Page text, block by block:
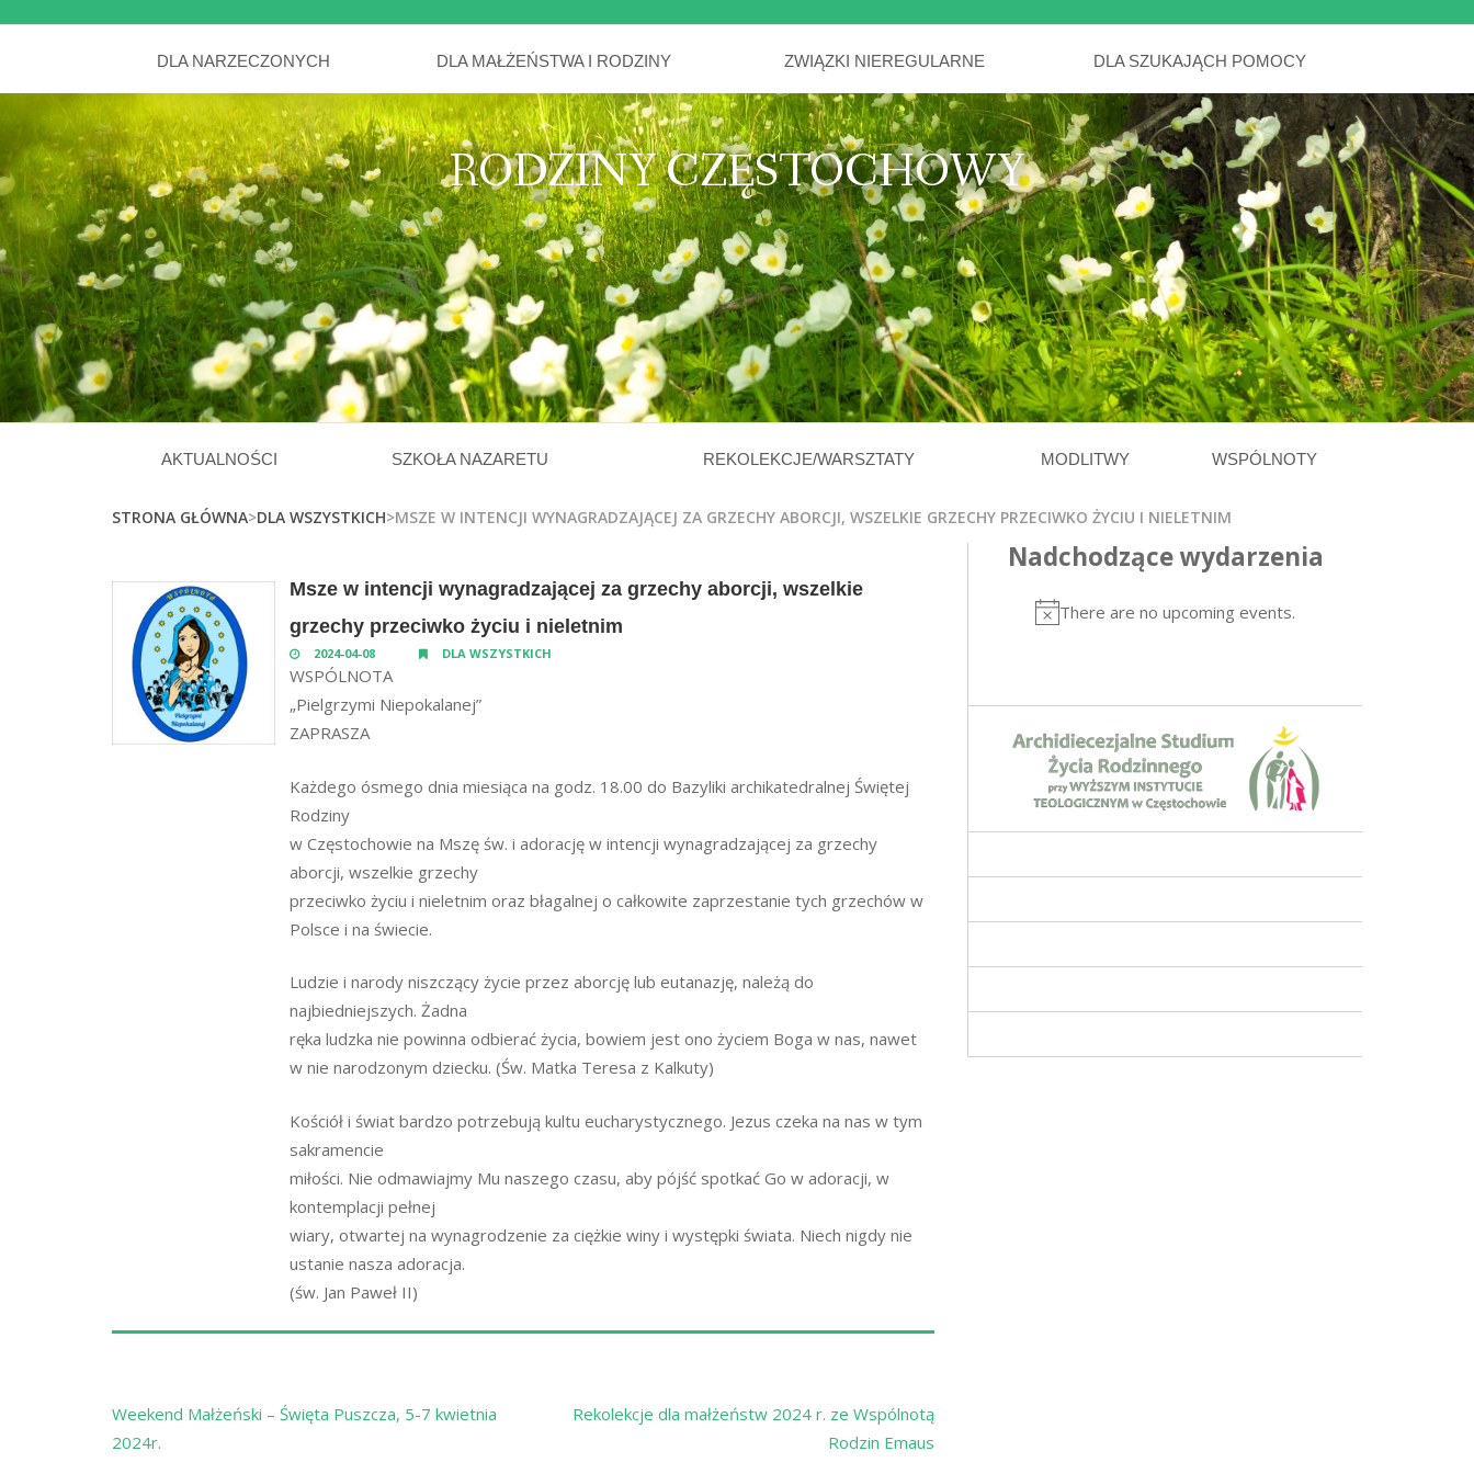
DLA NARZECZONYCH DLA MAŁŻEŃSTWA I RODZINY ZWIĄZKI NIEREGULARNE DLA SZUKAJĄCH POMOCY
RODZINY CZĘSTOCHOWY
AKTUALNOŚCI SZKOŁA NAZARETU REKOLEKCJE/WARSZTATY MODLITWY WSPÓLNOTY
STRONA GŁÓWNA>DLA WSZYSTKICH>MSZE W INTENCJI WYNAGRADZAJĄCEJ ZA GRZECHY ABORCJI, WSZELKIE GRZECHY PRZECIWKO ŻYCIU I NIELETNIM
Msze w intencji wynagradzającej za grzechy aborcji, wszelkie
grzechy przeciwko życiu i nieletnim
2024-04-08 DLA WSZYSTKICH
WSPÓLNOTA
„Pielgrzymi Niepokalanej”
ZAPRASZA
Każdego ósmego dnia miesiąca na godz. 18.00 do Bazyliki archikatedralnej Świętej
Rodziny
w Częstochowie na Mszę św. i adorację w intencji wynagradzającej za grzechy
aborcji, wszelkie grzechy
przeciwko życiu i nieletnim oraz błagalnej o całkowite zaprzestanie tych grzechów w
Polsce i na świecie.
Ludzie i narody niszczący życie przez aborcję lub eutanazję, należą do
najbiedniejszych. Żadna
ręka ludzka nie powinna odbierać życia, bowiem jest ono życiem Boga w nas, nawet
w nie narodzonym dziecku. (Św. Matka Teresa z Kalkuty)
Kościół i świat bardzo potrzebują kultu eucharystycznego. Jezus czeka na nas w tym
sakramencie
miłości. Nie odmawiajmy Mu naszego czasu, aby pójść spotkać Go w adoracji, w
kontemplacji pełnej
wiary, otwartej na wynagrodzenie za ciężkie winy i występki świata. Niech nigdy nie
ustanie nasza adoracja.
(św. Jan Paweł II)
Nawigacja
wpisu
Weekend Małżeński – Święta Puszcza, 5-7 kwietnia
2024r.
Rekolekcje dla małżeństw 2024 r. ze Wspólnotą
Rodzin Emaus
Nadchodzące wydarzenia
There are no upcoming events.